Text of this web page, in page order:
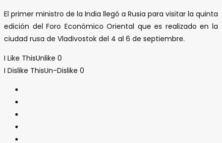
El primer ministro de la India llegó a Rusia para visitar la quinta
edición del Foro Económico Oriental que es realizado en la
ciudad rusa de Vladivostok del 4 al 6 de septiembre.
I Like ThisUnlike 0
I Dislike ThisUn-Dislike 0